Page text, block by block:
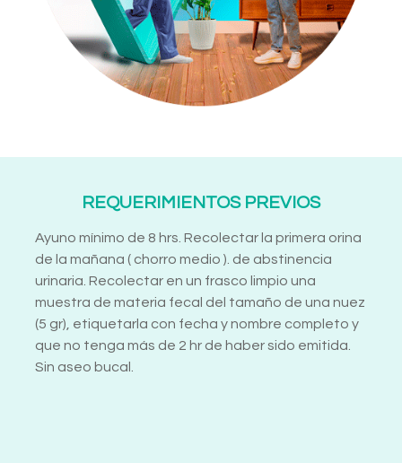
REQUERIMIENTOS PREVIOS
Ayuno mínimo de 8 hrs. Recolectar la primera orina
de la mañana ( chorro medio ). de abstinencia
urinaria. Recolectar en un frasco limpio una
muestra de materia fecal del tamaño de una nuez
(5 gr), etiquetarla con fecha y nombre completo y
que no tenga más de 2 hr de haber sido emitida.
Sin aseo bucal.